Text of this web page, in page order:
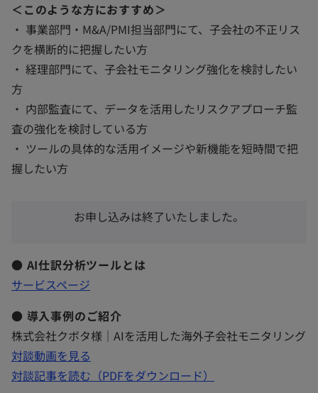
＜このような方におすすめ＞
・ 事業部門・M&A/PMI担当部門にて、子会社の不正リス
クを横断的に把握したい方
・ 経理部門にて、子会社モニタリング強化を検討したい
方
・ 内部監査にて、データを活用したリスクアプローチ監
査の強化を検討している方
・ ツールの具体的な活用イメージや新機能を短時間で把
握したい方
お申し込みは終了いたしました。
● AI仕訳分析ツールとは
サービスページ
い
タ
ブ
で
● 導入事例のご紹介
株式会社クボタ様｜AIを活用した海外子会社モニタリング
対談動画を見る
し
対談記事を読む（PDFをダウンロード）